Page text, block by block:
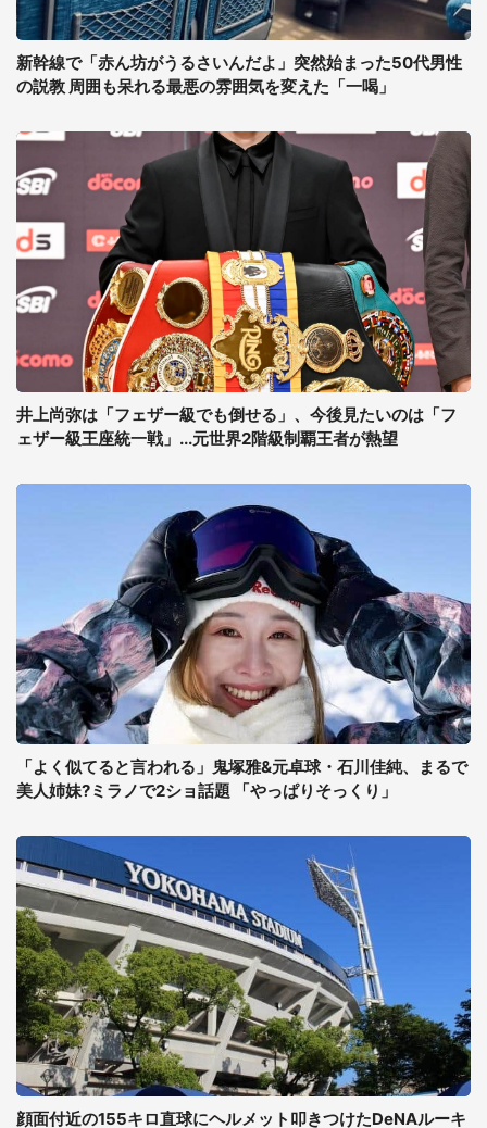
新幹線で「赤ん坊がうるさいんだよ」突然始まった50代男性
の説教 周囲も呆れる最悪の雰囲気を変えた「一喝」
井上尚弥は「フェザー級でも倒せる」、今後見たいのは「フ
ェザー級王座統一戦」...元世界2階級制覇王者が熱望
「よく似てると言われる」鬼塚雅&元卓球・石川佳純、まるで
美人姉妹?ミラノで2ショ話題 「やっぱりそっくり」
顔面付近の155キロ直球にヘルメット叩きつけたDeNAルーキ